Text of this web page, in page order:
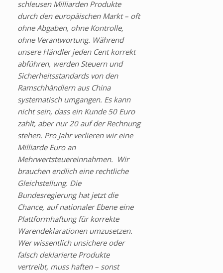
schleusen Milliarden Produkte
durch den europäischen Markt – oft
ohne Abgaben, ohne Kontrolle,
ohne Verantwortung. Während
unsere Händler jeden Cent korrekt
abführen, werden Steuern und
Sicherheitsstandards von den
Ramschhändlern aus China
systematisch umgangen. Es kann
nicht sein, dass ein Kunde 50 Euro
zahlt, aber nur 20 auf der Rechnung
stehen. Pro Jahr verlieren wir eine
Milliarde Euro an
Mehrwertsteuereinnahmen. Wir
brauchen endlich eine rechtliche
Gleichstellung. Die
Bundesregierung hat jetzt die
Chance, auf nationaler Ebene eine
Plattformhaftung für korrekte
Warendeklarationen umzusetzen.
Wer wissentlich unsichere oder
falsch deklarierte Produkte
vertreibt, muss haften – sonst